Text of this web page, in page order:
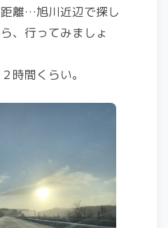
離…旭川近辺で探し
、行ってみましょ
時間くらい。